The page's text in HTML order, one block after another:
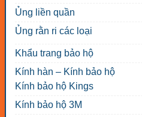
Ủng liền quần
Ủng rằn ri các loại
Khẩu trang bảo hộ
Kính hàn – Kính bảo hộ
Kính bảo hộ Kings
Kính bảo hộ 3M